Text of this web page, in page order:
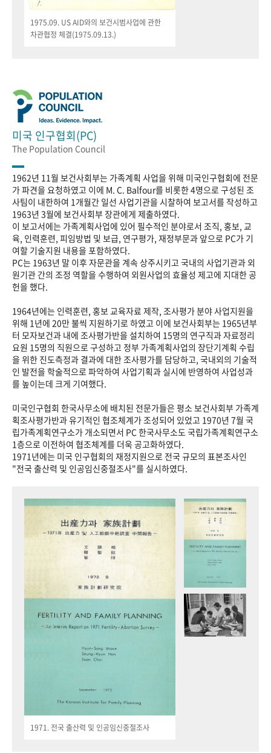
1975.09. US AID와의 보건시범사업에 관한
차관협정 체결(1975.09.13.)
미국 인구협회(PC)
The Population Council
1962년 11월 보건사회부는 가족계획 사업을 위해 미국인구협회에 전문
가 파견을 요청하였고 이에 M. C. Balfour를 비롯한 4명으로 구성된 조
사팀이 내한하여 1개월간 일선 사업기관을 시찰하여 보고서를 작성하고
1963년 3월에 보건사회부 장관에게 제출하였다.
이 보고서에는 가족계획사업에 있어 필수적인 분야로서 조직, 홍보, 교
육, 인력훈련, 피임방법 및 보급, 연구평가, 재정부문과 앞으로 PC가 기
여할 기술지원 내용을 포함하였다.
PC는 1963년 말 이후 자문관을 계속 상주시키고 국내의 사업기관과 외
원기관 간의 조정 역할을 수행하여 외원사업의 효율성 제고에 지대한 공
헌을 했다.
1964년에는 인력훈련, 홍보 교육자료 제작, 조사평가 분야 사업지원을
위해 1년에 20만 불씩 지원하기로 하였고 이에 보건사회부는 1965년부
터 모자보건과 내에 조사평가반을 설치하여 15명의 연구직과 자료정리
요원 15명의 직원으로 구성하고 정부 가족계획사업의 장단기계획 수립
을 위한 진도측정과 결과에 대한 조사평가를 담당하고, 국내외의 기술적
인 발전을 학술적으로 파악하여 사업기획과 실시에 반영하여 사업성과
를 높이는데 크게 기여했다.
미국인구협회 한국사무소에 배치된 전문가들은 평소 보건사회부 가족계
획조사평가반과 유기적인 협조체계가 조성되어 있었고 1970년 7월 국
립가족계획연구소가 개소되면서 PC 한국사무소도 국립가족계획연구소
1층으로 이전하여 협조체계를 더욱 공고화하였다.
1971년에는 미국 인구협회의 재정지원으로 전국 규모의 표본조사인
"전국 출산력 및 인공임신중절조사"를 실시하였다.
1971. 전국 출산력 및 인공임신중절조사